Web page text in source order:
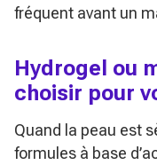
fréquent avant un
Hydrogel ou
choisir pour
Quand la peau est
formules à base